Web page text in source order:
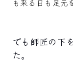
も来る日も足元
でも師匠の下
た。